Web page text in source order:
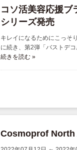
コソ活美容応援ブ
シリーズ発売
キレイになるためにこっそ
に続き、第2弾「バストデコ
続きを読む »
Cosmoprof North